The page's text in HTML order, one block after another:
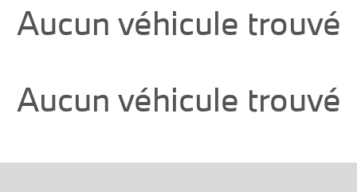
Aucun véhicule trouvé
Aucun véhicule trouvé